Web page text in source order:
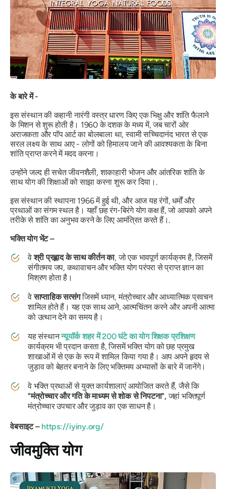
के बारे में -
इस संस्थान की कहानी नारंगी वस्त्र धारण किए एक भिक्षु और शांति फैलाने
के मिशन से शुरू होती है। 1960 के दशक के मध्य में, जब चारों ओर
अराजकता और पॉप आर्ट का बोलबाला था, स्वामी सच्चिदानंद भारत से एक
सरल लक्ष्य के साथ आए -लोगों को हिमालय जाने की आवश्यकता के बिना
शांति प्राप्त करने में मदद करना।
उन्होंने जल्द ही सचेत जीवनशैली, शाकाहारी भोजन और आंतरिक शांति के
साथ योग की शिक्षाओं को साझा करना शुरू कर दिया।.
इस संस्थान की स्थापना 1966 में हुई थी, और आज यह रंगों, धर्मों और
प्रथाओं का संगम स्थल है। यहाँ छह रंग-बिरंगे योग कक्ष हैं, जो आपको अपने
तरीके से शांति का अनुभव करने के लिए आमंत्रित करते हैं।.
भक्ति योग भेंट –
वेश्री प्रह्लाद के साथ कीर्तन का, जो एक भावपूर्ण कार्यक्रम है, जिसमें
संगीतमय जप, कथावाचन और भक्ति योग परंपरा से प्राप्त ज्ञान का
मिश्रण होता है।
वेसाप्ताहिक सत्संगजिसमें ध्यान, मंत्रोच्चार और आध्यात्मिक प्रवचन
शामिल होते हैं। यह एक साथ आने, आत्मचिंतन करने और अपनी आत्मा
को उत्थान देने का समय है।
यह संस्थानन्यूयॉर्क शहर में 200 घंटे का योग शिक्षक प्रशिक्षण
कार्यक्रम भी प्रदान करता है, जिसमें भक्ति योग को छह प्रमुख
शाखाओं में से एक के रूप में शामिल किया गया है। आप अपने हृदय से
जुड़ाव को बेहतर बनाने के लिए भक्तिमय अभ्यासों के बारे में जानेंगे।
वे भक्ति प्रथाओं से युक्त कार्यशालाएं आयोजित करते हैं, जैसे कि
"मंत्रोच्चार और गति के माध्यम से शोक से निपटना",जहां भक्तिपूर्ण
मंत्रोच्चार उपचार और जुड़ाव का एक साधन है।
वेबसाइट – https://iyiny.org/
जीवमुक्ति योग